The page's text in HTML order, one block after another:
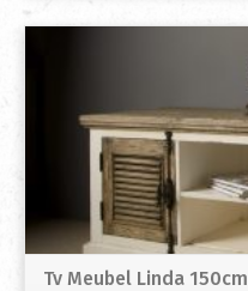
Tv Meubel Linda 150cm